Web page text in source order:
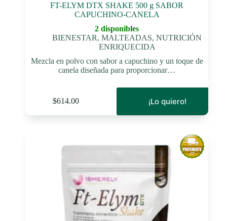
FT-ELYM DTX SHAKE 500 g SABOR
CAPUCHINO-CANELA
2 disponibles
BIENESTAR,MALTEADAS,NUTRICIÓN
ENRIQUECIDA
Mezcla en polvo con sabor a capuchino y un toque de
canela diseñada para proporcionar…
$614.00 ¡Lo quiero!